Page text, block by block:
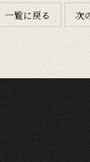
一覧に戻る 次